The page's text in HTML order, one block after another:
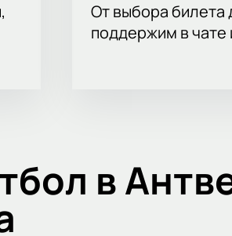
От выбора билета
поддержим в чате
в